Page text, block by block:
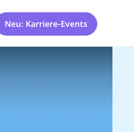
Neu: Karriere-Events